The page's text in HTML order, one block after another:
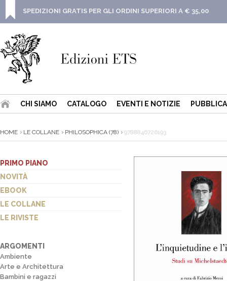
SPEDIZIONI GRATIS PER GLI ORDINI SUPERIORI A € 35,00
CHI SIAMO CATALOGO EVENTI E NOTIZIE
HOME LE COLLANE PHILOSOPHICA (78) 9788846726193
PRIMO PIANO
NOVITÀ
EBOOK
LE COLLANE
LE RIVISTE
ARGOMENTI
Ambiente
Arte e Architettura
Bambini e ragazzi